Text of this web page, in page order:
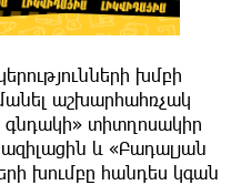
խմբի
աշխարհահռչակ
գնդակի» տիտղոսակիր
և «Բադալյան
խումբը հանդես կգան